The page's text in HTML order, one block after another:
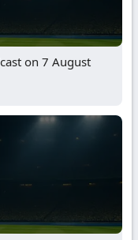
on 7 August